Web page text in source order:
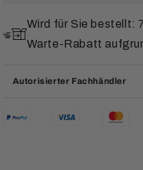
Wird für Sie bestellt:
Warte-Rabatt
Autorisierter Fachhändler